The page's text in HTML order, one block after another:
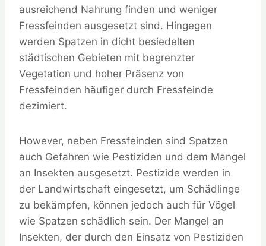
ausreichend Nahrung finden und weniger
Fressfeinden ausgesetzt sind. Hingegen
werden Spatzen in dicht besiedelten
städtischen Gebieten mit begrenzter
Vegetation und hoher Präsenz von
Fressfeinden häufiger durch Fressfeinde
dezimiert.
However, neben Fressfeinden sind Spatzen
auch Gefahren wie Pestiziden und dem Mangel
an Insekten ausgesetzt. Pestizide werden in
der Landwirtschaft eingesetzt, um Schädlinge
zu bekämpfen, können jedoch auch für Vögel
wie Spatzen schädlich sein. Der Mangel an
Insekten, der durch den Einsatz von Pestiziden